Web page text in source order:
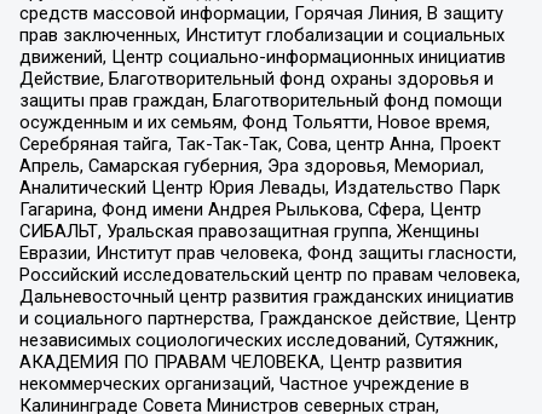
средств массовой информации, Горячая Линия, В защиту
прав заключенных, Институт глобализации и социальных
движений, Центр социально-информационных инициатив
Действие, Благотворительный фонд охраны здоровья и
защиты прав граждан, Благотворительный фонд помощи
осужденным и их семьям, Фонд Тольятти, Новое время,
Серебряная тайга, Так-Так-Так, Сова, центр Анна, Проект
Апрель, Самарская губерния, Эра здоровья, Мемориал,
Аналитический Центр Юрия Левады, Издательство Парк
Гагарина, Фонд имени Андрея Рылькова, Сфера, Центр
СИБАЛЬТ, Уральская правозащитная группа, Женщины
Евразии, Институт прав человека, Фонд защиты гласности,
Российский исследовательский центр по правам человека,
Дальневосточный центр развития гражданских инициатив
и социального партнерства, Гражданское действие, Центр
независимых социологических исследований, Сутяжник,
АКАДЕМИЯ ПО ПРАВАМ ЧЕЛОВЕКА, Центр развития
некоммерческих организаций, Частное учреждение в
Калининграде Совета Министров северных стран,